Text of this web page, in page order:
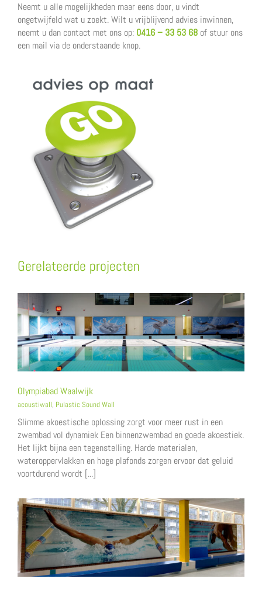
Neemt u alle mogelijkheden maar eens door, u vindt
ongetwijfeld wat u zoekt. Wilt u vrijblijvend advies inwinnen,
neemt u dan contact met ons op: 0416 – 33 53 68 of stuur ons
een mail via de onderstaande knop.
Gerelateerde projecten
Olympiabad Waalwijk
acoustiwall, Pulastic Sound Wall
Slimme akoestische oplossing zorgt voor meer rust in een
zwembad vol dynamiek Een binnenzwembad en goede akoestiek.
Het lijkt bijna een tegenstelling. Harde materialen,
wateroppervlakken en hoge plafonds zorgen ervoor dat geluid
voortdurend wordt [...]